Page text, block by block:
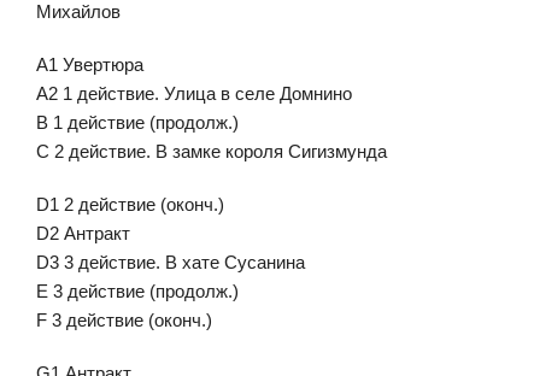
Михайлов
А1 Увертюра
А2 1 действие. Улица в селе Домнино
В 1 действие (продолж.)
С 2 действие. В замке короля Сигизмунда
D1 2 действие (оконч.)
D2 Антракт
D3 3 действие. В хате Сусанина
Е 3 действие (продолж.)
F 3 действие (оконч.)